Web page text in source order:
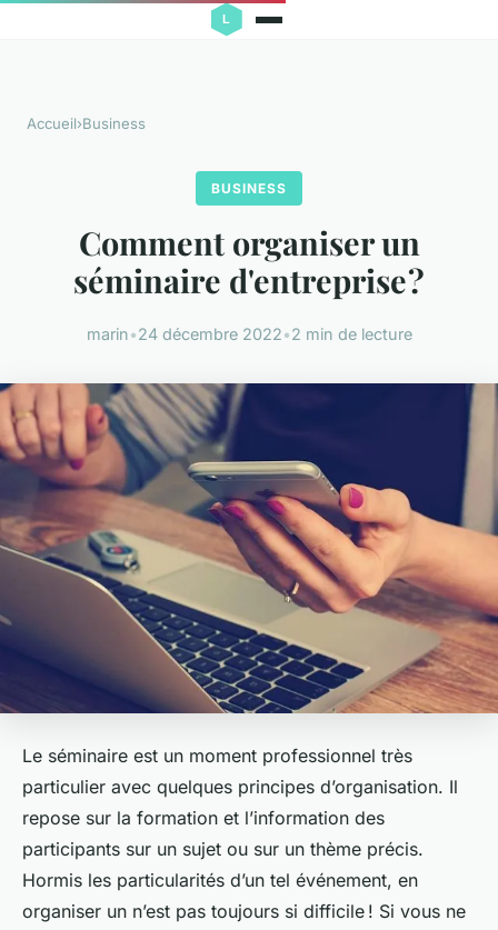
Accueil›Business
BUSINESS
Comment organiser un
séminaire d'entreprise ?
marin•24 décembre 2022•2 min de lecture
Le séminaire est un moment professionnel très
particulier avec quelques principes d’organisation. Il
repose sur la formation et l’information des
participants sur un sujet ou sur un thème précis.
Hormis les particularités d’un tel événement, en
organiser un n’est pas toujours si difficile ! Si vous ne